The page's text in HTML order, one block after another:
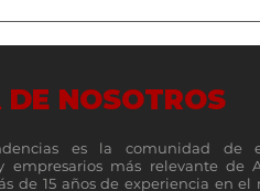
NOSOTROS
es la comunidad de
empresarios más relevante de
de 15 años de experiencia en